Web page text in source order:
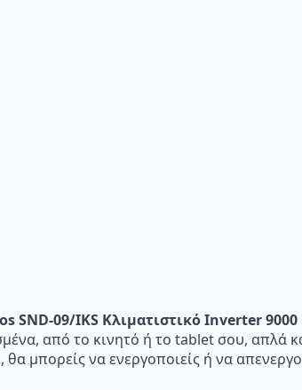
SND-09/IKS Κλιματιστικό Inverter 9000
από το κινητό ή το tablet σου, απλά
μπορείς να ενεργοποιείς ή να